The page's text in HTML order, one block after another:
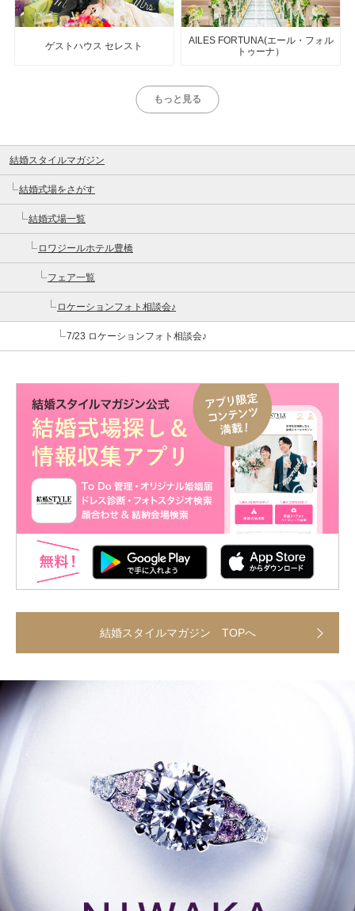
ゲストハウス セレスト
AILES FORTUNA(エール・フォル
トゥーナ）
もっと見る
結婚スタイルマガジン
結婚式場をさがす
結婚式場一覧
ロワジールホテル豊橋
フェア一覧
ロケーションフォト相談会♪
7/23 ロケーションフォト相談会♪
結婚スタイルマガジン TOPへ